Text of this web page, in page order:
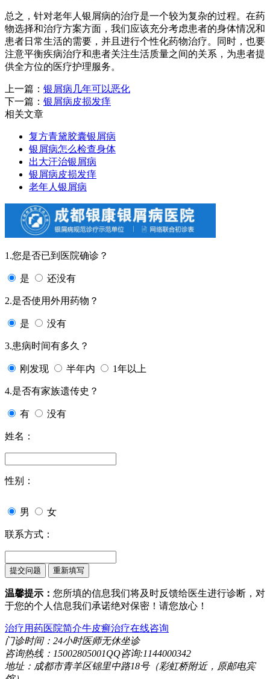
总之，针对老年人银屑病的治疗是一个较为复杂的过程。在药
物选择和治疗方案方面，我们应该充分考虑患者的身体情况和
患者日常生活的需要，并且进行个性化药物治疗。同时，也要
注意平衡疾病治疗和患者关注生活质量之间的关系，为患者提
供全方位的医疗护理服务。
上一篇： 银屑病几年可以恶化
下一篇： 银屑病皮损发痒
相关文章
复方青黛胶囊银屑病
银屑病怎么检查身体
出大汗治银屑病
银屑病皮损发痒
老年人银屑病
1.您是否已到医院确诊？
是 还没有
2.是否使用外用药物？
是 没有
3.患病时间有多久？
刚发现 半年内 1年以上
4.是否有家族遗传史？
有 没有
姓名：
性别：
男 女
联系方式：
温馨提示： 您所填的信息我们将及时反馈给医生进行诊断，对
于您的个人信息我们承诺绝对保密！请您放心！
治疗用药医院简介牛皮癣治疗在线咨询
门诊时间：24小时医师无休坐诊
咨询热线：15002805001QQ咨询:1144000342
地址：成都市青羊区锦里中路18号（彩虹桥附近，原邮电宾